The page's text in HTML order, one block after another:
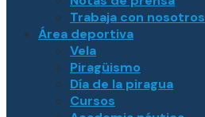
Trabaja con nosotros
Área deportiva
Vela
Piragüismo
Día de la piragua
Cursos